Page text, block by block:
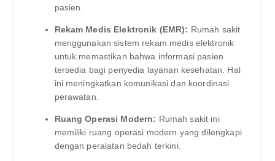
pasien.
Rekam Medis Elektronik (EMR): Rumah sakit
menggunakan sistem rekam medis elektronik
untuk memastikan bahwa informasi pasien
tersedia bagi penyedia layanan kesehatan. Hal
ini meningkatkan komunikasi dan koordinasi
perawatan.
Ruang Operasi Modern: Rumah sakit ini
memiliki ruang operasi modern yang dilengkapi
dengan peralatan bedah terkini.